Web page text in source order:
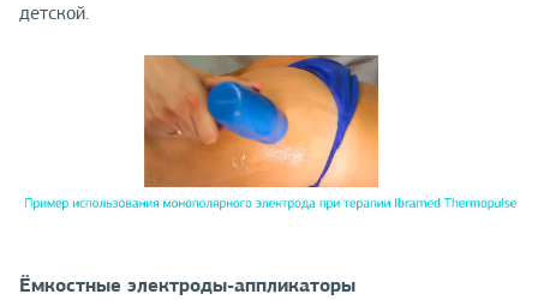
детской.
Ёмкостные электроды-аппликаторы